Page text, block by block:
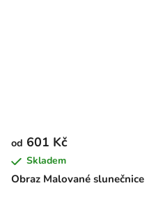
Obraz Malované slunečnice
od 601 Kč
Skladem